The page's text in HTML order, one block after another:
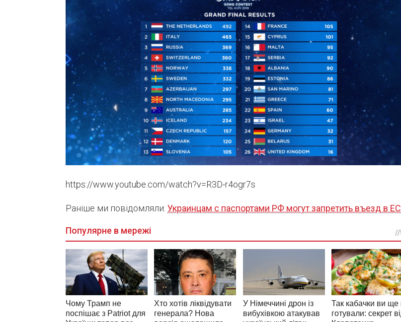
https://www.youtube.com/watch?v=R3D-r4ogr7s
Раніше ми повідомляли: Украинцам с паспортами РФ могут запретить въезд в ЕС